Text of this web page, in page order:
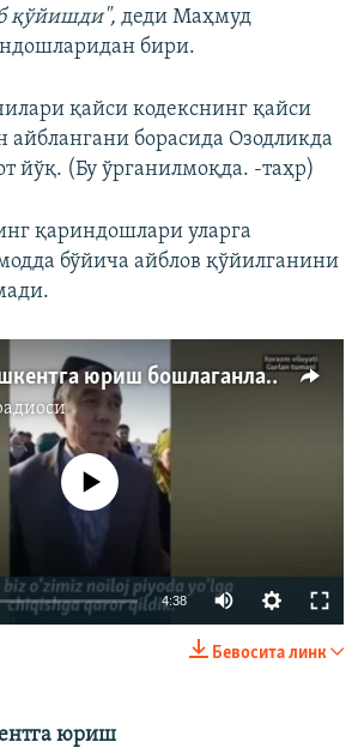
қўйишди", деди Маҳмуд
бири.
қайси кодекснинг қайси
айблангани борасида Озодликда
йўқ. (Бу ўрганилмоқда. -таҳр)
қариндошлари уларга
бўйича айблов қўйилганини
Хоразмдан Тошкентга юриш бошлаганлар ИИБ томонидан ушланди
медиа-манба мавжуд эмас
4:38
Бевосита линк
юриш